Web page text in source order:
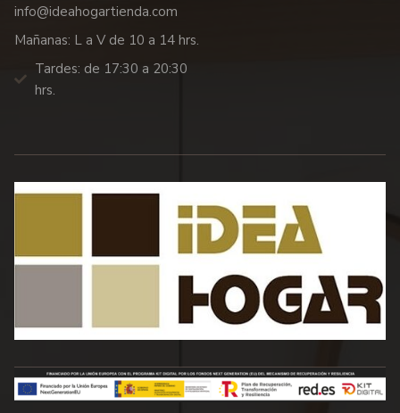
info@ideahogartienda.com
Mañanas: L a V de 10 a 14 hrs.
Tardes: de 17:30 a 20:30
hrs.